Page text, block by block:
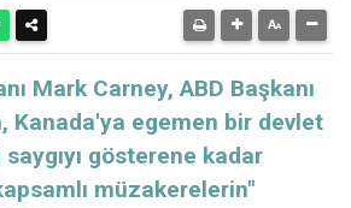
Mark Carney, ABD Başkanı
Kanada'ya egemen bir devlet
gösterene kadar
müzakerelerin"